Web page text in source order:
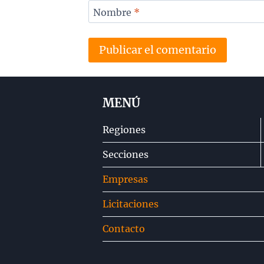
Nombre *
MENÚ
Regiones
Secciones
Empresas
Licitaciones
Contacto